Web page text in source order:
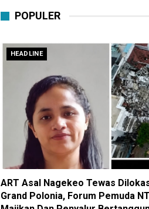
POPULER
HEADLINE
ART Asal Nagekeo Tewas
Grand Polonia, Forum Pemuda